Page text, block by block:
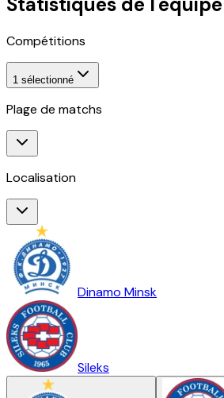
Compétitions
1 sélectionné
Plage de matchs
Localisation
Dinamo Minsk
Sileks